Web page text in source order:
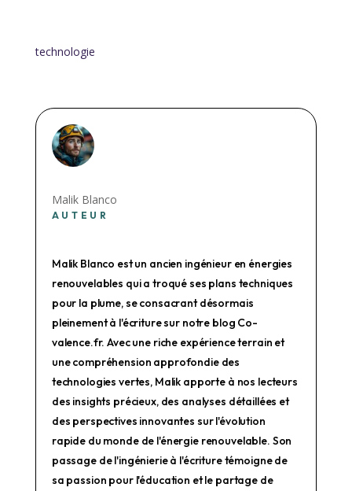
technologie
Malik Blanco
AUTEUR
Malik Blanco est un ancien ingénieur en énergies
renouvelables qui a troqué ses plans techniques
pour la plume, se consacrant désormais
pleinement à l'écriture sur notre blog Co-
valence.fr. Avec une riche expérience terrain et
une compréhension approfondie des
technologies vertes, Malik apporte à nos lecteurs
des insights précieux, des analyses détaillées et
des perspectives innovantes sur l'évolution
rapide du monde de l'énergie renouvelable. Son
passage de l'ingénierie à l'écriture témoigne de
sa passion pour l'éducation et le partage de